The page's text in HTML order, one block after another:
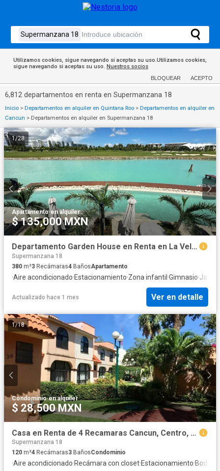
Utilizamos cookies, sigue navegando si aceptas su uso.Utilizamos cookies,
sigue navegando si aceptas su uso. Nuestros socios
BLOQUEAR ACEPTO
6,812 departamentos en renta en Supermanzana 18
Inicio > Departamentos en alquiler en Quintana Roo > Departamentos en alquiler en
Cancun > Departamentos en alquiler en Supermanzana 18
1/28
Apartamento·en alquiler
$ 135,000 MXN
Departamento Garden House en Renta en La Vela, Puerto Cancún
Supermanzana 18
380 m²3 Recámaras4 BañosApartamento
·Aire acondicionado·Estacionamiento·Zona infantil ·Gimnasio·
Actualizado hace 1 mes Ver en detalle
1/18
Condominio·en alquiler
$ 28,500 MXN
Casa en Renta de 4 Recamaras Cancun, Centro, Residencial Ibiza por Costco
Supermanzana 18
120 m²4 Recámaras3 BañosCondominio
·Aire acondicionado·Recámara con closet·Estacionamiento·Bodega